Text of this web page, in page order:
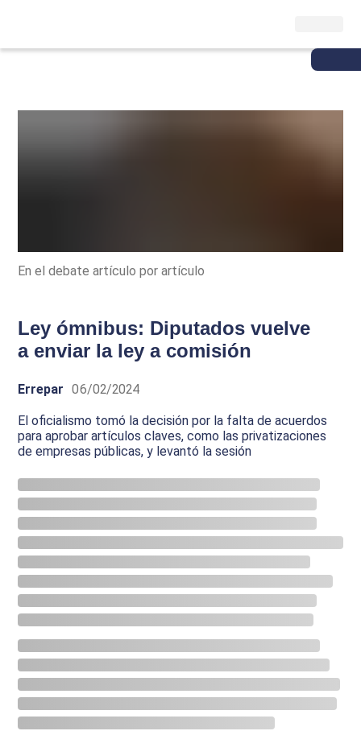
En el debate artículo por artículo
Ley ómnibus: Diputados vuelve
a enviar la ley a comisión
Errepar 06/02/2024
El oficialismo tomó la decisión por la falta de acuerdos
para aprobar artículos claves, como las privatizaciones
de empresas públicas, y levantó la sesión